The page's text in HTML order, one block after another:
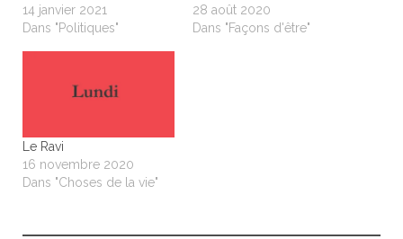
14 janvier 2021
Dans "Politiques"
28 août 2020
Dans "Façons d'être"
Le Ravi
16 novembre 2020
Dans "Choses de la vie"